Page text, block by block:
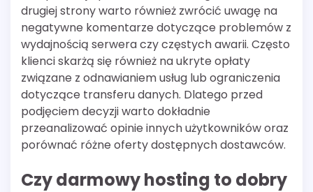
drugiej strony warto również zwrócić uwagę na
negatywne komentarze dotyczące problemów z
wydajnością serwera czy częstych awarii. Często
klienci skarżą się również na ukryte opłaty
związane z odnawianiem usług lub ograniczenia
dotyczące transferu danych. Dlatego przed
podjęciem decyzji warto dokładnie
przeanalizować opinie innych użytkowników oraz
porównać różne oferty dostępnych dostawców.
Czy darmowy hosting to dobry